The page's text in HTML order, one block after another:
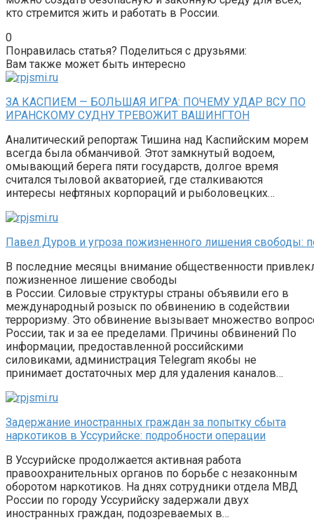
кто стремится жить и работать в России.
0
Понравилась статья? Поделиться с друзьями:
Вам также может быть интересно
ЗА КАСПИЕМ — БОЛЬШАЯ ИГРА: ПОЧЕМУ УДАР ВСУ ПО
ИРАНСКОМУ СУДНУ ТРЕВОЖИТ ВАШИНГТОН
Аналитический репортаж Тишина над Каспийским морем
всегда была обманчивой. Этот замкнутый водоем,
омывающий берега пяти государств, долгое время
считался тыловой акваторией, где сталкиваются
интересы нефтяных корпораций и рыболовецких…
Павел Дуров и угроза пожизненного лишения свободы:
В последние месяцы внимание общественности
пожизненное лишение свободы
в России. Силовые структуры страны объявили его в
международный розыск по обвинению в содействии
терроризму. Это обвинение вызывает множество
России, так и за ее пределами. Причины обвинений По
информации, предоставленной российскими
силовиками, администрация Telegram якобы не
принимает достаточных мер для удаления каналов…
Задержание иностранных граждан за попытку сбыта
наркотиков в Уссурийске: подробности операции
В Уссурийске продолжается активная работа
правоохранительных органов по борьбе с незаконным
оборотом наркотиков. На днях сотрудники отдела МВД
России по городу Уссурийску задержали двух
иностранных граждан, подозреваемых в…